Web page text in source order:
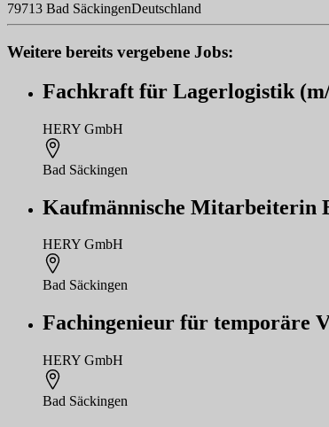
79713 Bad SäckingenDeutschland
Weitere bereits vergebene Jobs:
Fachkraft für Lagerlogistik
HERY GmbH
Bad Säckingen
Kaufmännische Mitarbeiterin
HERY GmbH
Bad Säckingen
Fachingenieur für temporäre
HERY GmbH
Bad Säckingen